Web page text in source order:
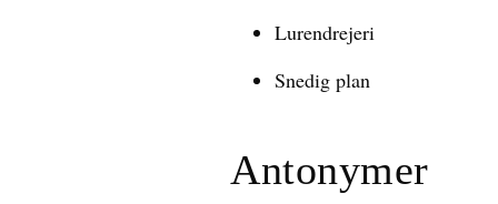
Lurendrejeri
Snedig plan
Antonymer